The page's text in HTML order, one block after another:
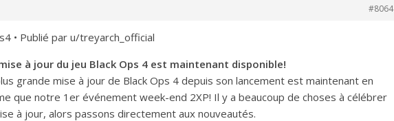
#8064
• Publié par u/treyarch_official
à jour du jeu Black Ops 4 est maintenant disponible!
grande mise à jour de Black Ops 4 depuis son lancement est maintenant en
que notre 1er événement week-end 2XP! Il y a beaucoup de choses à célébrer
à jour, alors passons directement aux nouveautés.